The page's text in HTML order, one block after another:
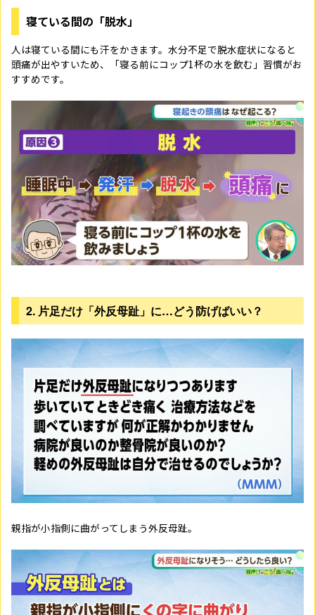
寝ている間の「脱水」
人は寝ている間にも汗をかきます。水分不足で脱水症状になると
頭痛が出やすいため、「寝る前にコップ1杯の水を飲む」習慣がお
すすめです。
2. 片足だけ「外反母趾」に…どう防げばいい？
親指が小指側に曲がってしまう外反母趾。